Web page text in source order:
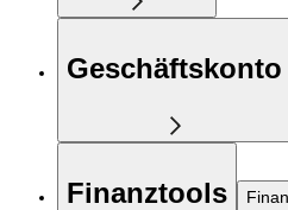
Geschäftskonto
Finanztools